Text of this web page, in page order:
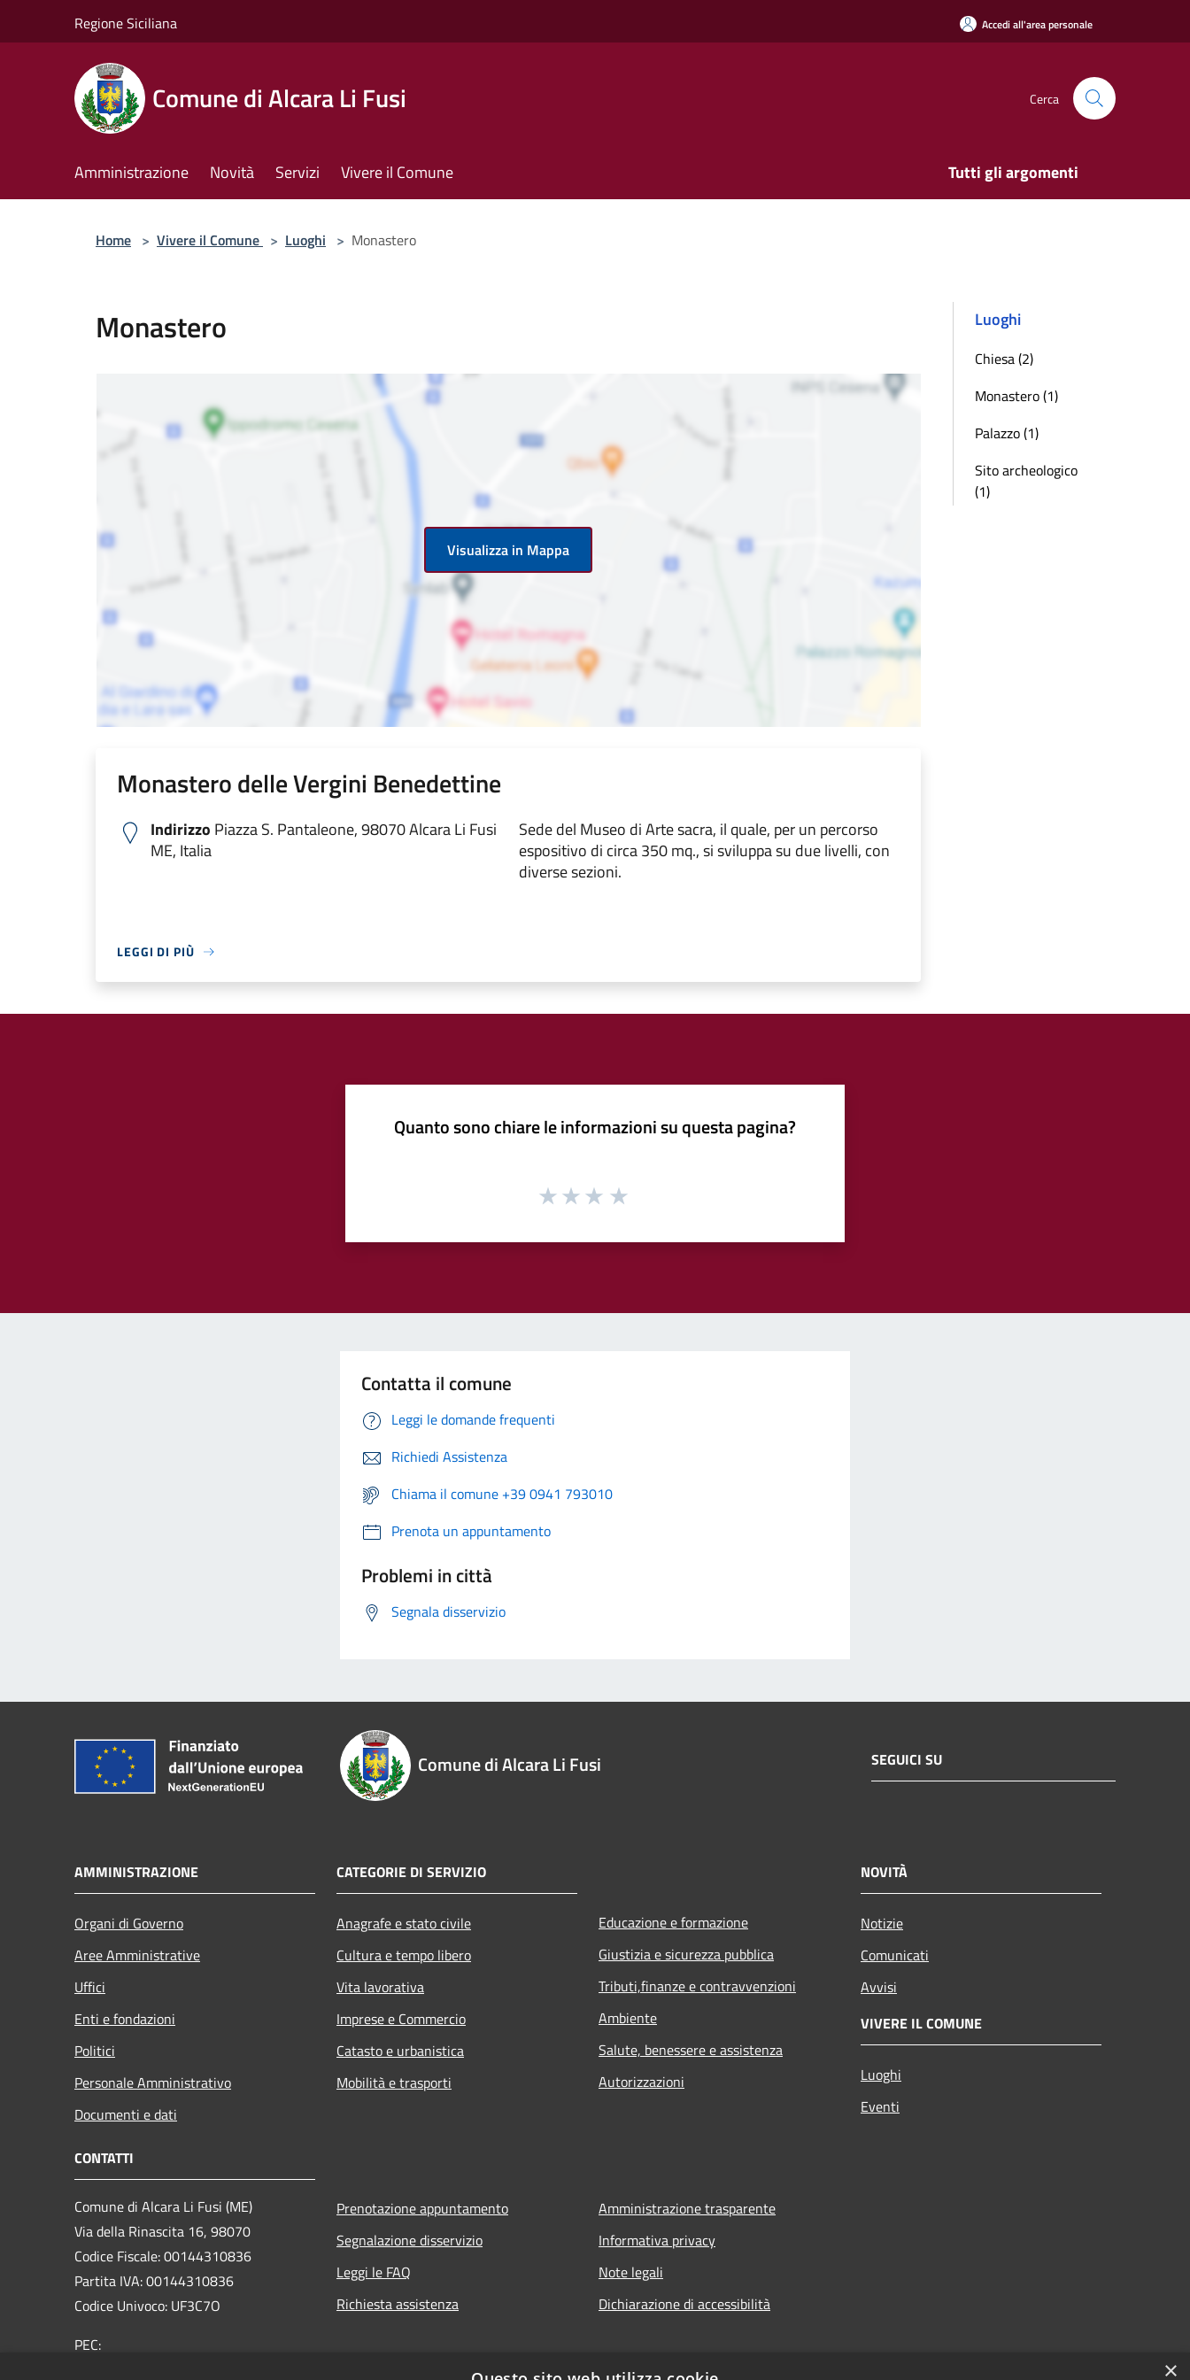
Regione Siciliana Accedi all'area personale
Comune di Alcara Li Fusi Cerca
Amministrazione Novità Servizi Vivere il Comune Tutti gli argomenti
Home > Vivere il Comune > Luoghi > Monastero
Monastero
Visualizza in Mappa
Monastero delle Vergini Benedettine
Indirizzo Piazza S. Pantaleone, 98070 Alcara Li Fusi
ME, Italia
Sede del Museo di Arte sacra, il quale, per un percorso
espositivo di circa 350 mq., si sviluppa su due livelli, con
diverse sezioni.
LEGGI DI PIÙ
Luoghi
Chiesa (2)
Monastero (1)
Palazzo (1)
Sito archeologico
(1)
Quanto sono chiare le informazioni su questa pagina?
Contatta il comune
Leggi le domande frequenti
Richiedi Assistenza
Chiama il comune +39 0941 793010
Prenota un appuntamento
Problemi in città
Segnala disservizio
Comune di Alcara Li Fusi SEGUICI SU
AMMINISTRAZIONE
Organi di Governo
Aree Amministrative
Uffici
Enti e fondazioni
Politici
Personale Amministrativo
Documenti e dati
CATEGORIE DI SERVIZIO
Anagrafe e stato civile
Cultura e tempo libero
Vita lavorativa
Imprese e Commercio
Catasto e urbanistica
Mobilità e trasporti
Educazione e formazione
Giustizia e sicurezza pubblica
Tributi,finanze e contravvenzioni
Ambiente
Salute, benessere e assistenza
Autorizzazioni
NOVITÀ
Notizie
Comunicati
Avvisi
VIVERE IL COMUNE
Luoghi
Eventi
CONTATTI
Comune di Alcara Li Fusi (ME)
Via della Rinascita 16, 98070
Codice Fiscale: 00144310836
Partita IVA: 00144310836
Codice Univoco: UF3C7O
PEC:
Prenotazione appuntamento
Segnalazione disservizio
Leggi le FAQ
Richiesta assistenza
Amministrazione trasparente
Informativa privacy
Note legali
Dichiarazione di accessibilità
×